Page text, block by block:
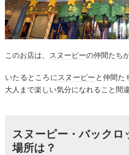
このお店は、 スヌーピーの仲間たち
いたるところにスヌーピー と仲間た
大人まで楽しい気分になれること間
スヌーピー・バックロ
場所は？